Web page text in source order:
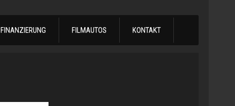
FINANZIERUNG FILMAUTOS KONTAKT